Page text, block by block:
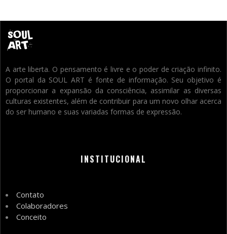
A arte liberta. O pensamento é livre e o poder de criação infinito.
O portal da SOUL ART é fonte de informação. Seu objetivo é
proporcionar a expansão da consciência, assimilar as diversas
culturas existentes, além de contribuir para um novo olhar acerca
do ser humano e suas variadas formas de expressão.
INSTITUCIONAL
Contato
Colaboradores
Conceito